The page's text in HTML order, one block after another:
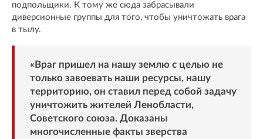
подпольщики. К тому же сюда забрасывали
диверсионные группы для того, чтобы уничтожать врага
в тылу.
«Враг пришел на нашу землю с целью не
только завоевать наши ресурсы, нашу
территорию, он ставил перед собой задачу
уничтожить жителей Ленобласти,
Советского союза. Доказаны
многочисленные факты зверства